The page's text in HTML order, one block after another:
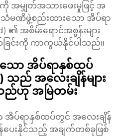
ကို အမျှတ်အသားဖေးမှုဖြင့် အ
င့် သံမဏိဖွဲ့စည်းထားသော အိပ်ရာ
၏ အစိမ်းရောင်အစွန်းများ
က်ခြင်းကို ကာကွယ်နိုင်ပါသည်။
ော အိပ်ရာနှစ်ထပ်
သည် အလေးချိန်များ
ည်ဟု အမြဲတမ်း
အိပ်ရာနှစ်ထပ်တွင် အလေးချိန်
းနိုင်သည့် အချက်တစ်ခုဖြစ်